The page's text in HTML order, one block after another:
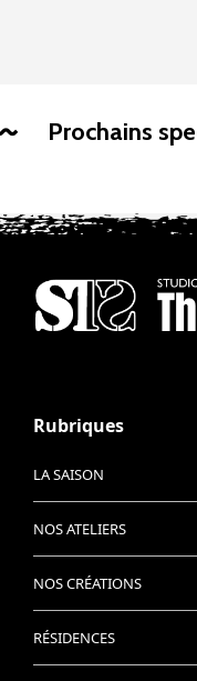
Prochains
Rubriques
LA SAISON
NOS ATELIERS
NOS CRÉATIONS
RÉSIDENCES